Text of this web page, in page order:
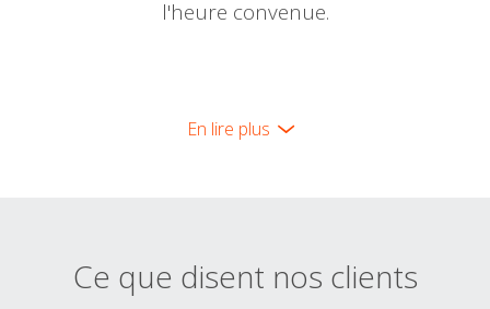
l'heure convenue.
En lire plus
Ce que disent nos clients